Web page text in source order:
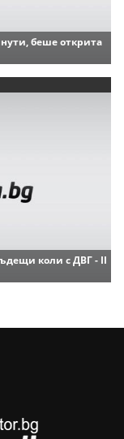
беше открита
коли с ДВГ - II